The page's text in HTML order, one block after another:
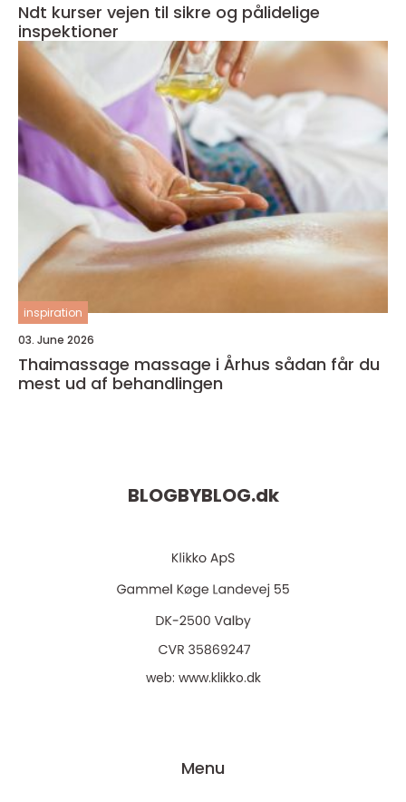
Ndt kurser vejen til sikre og pålidelige
inspektioner
inspiration
03. June 2026
Thaimassage massage i Århus sådan får du
mest ud af behandlingen
BLOGBYBLOG.dk
web: www.klikko.dk
Menu